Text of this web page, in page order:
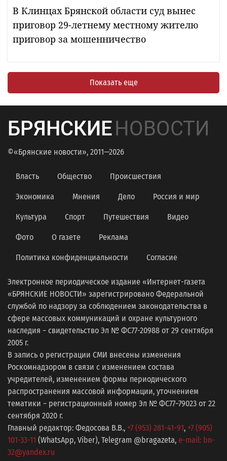
В Клинцах Брянской области суд вынес
приговор 29-летнему местному жителю
приговор за мошенничество
Показать еще
БРЯНСКИЕНОВОСТИ
©«Брянские новости», 2011—2026
Власть Общество Происшествия
Экономика Мнения Дело Россия и мир
Культура Спорт Путешествия Видео
Фото О газете Реклама
Политика конфиденциальности Согласие
Электронное периодическое издание «Интернет-газета
«БРЯНСКИЕ НОВОСТИ» зарегистрировано Федеральной
службой по надзору за соблюдением законодательства в
сфере массовых коммуникаций и охране культурного
наследия − свидетельство Эл № ФС77-20988 от 29 сентября
2005 г.
В запись о регистрации СМИ внесены изменения
Роскомнадзором в связи с изменением состава
учредителей, изменением формы периодического
распространения массовой информации, уточнением
тематики − регистрационный номер Эл № ФС77−79023 от 22
сентября 2020 г.
Главный редактор: Федосова В.В., +7 (953) 281-41-91, +7 (905)
101-33-11 (WhatsApp, Viber), Telegram @bragazeta, e-mail: bn-
32@yandex.ru